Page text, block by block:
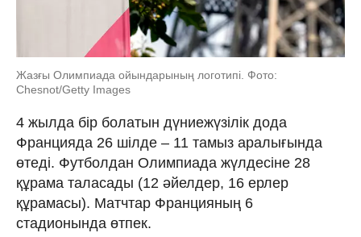
Жазғы Олимпиада ойындарының логотипі. Фото:
Chesnot/Getty Images
4 жылда бір болатын дүниежүзілік дода
Францияда 26 шілде – 11 тамыз аралығында
өтеді. Футболдан Олимпиада жүлдесіне 28
құрама таласады (12 әйелдер, 16 ерлер
құрамасы). Матчтар Францияның 6
cтадионында өтпек.